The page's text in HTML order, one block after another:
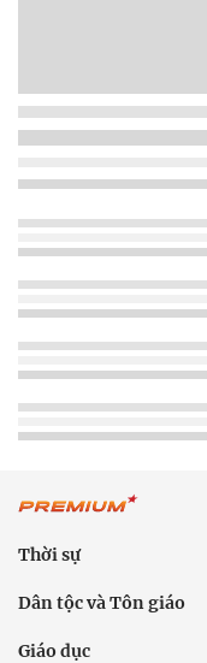
Thời sự
Dân tộc và Tôn giáo
Giáo dục